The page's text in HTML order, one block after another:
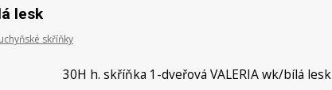
lesk
skříňky
30H h. skříňka 1-dveřová VALERIA wk/bílá lesk